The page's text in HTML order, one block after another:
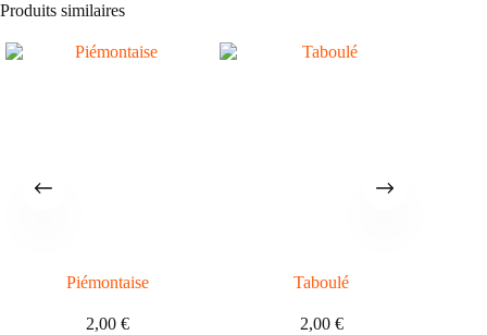
Produits similaires
Piémontaise
2,00 €
Taboulé
2,00 €